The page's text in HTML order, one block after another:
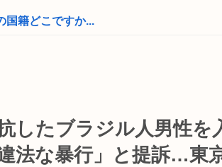
国籍どこですか...
活をしないか？
したブラジル人男性を
法な暴行」と提訴…東